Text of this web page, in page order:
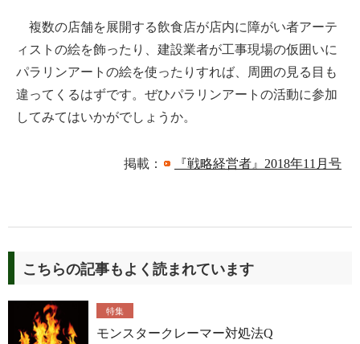
複数の店舗を展開する飲食店が店内に障がい者アーテ
ィストの絵を飾ったり、建設業者が工事現場の仮囲いに
パラリンアートの絵を使ったりすれば、周囲の見る目も
違ってくるはずです。ぜひパラリンアートの活動に参加
してみてはいかがでしょうか。
掲載： 『戦略経営者』2018年11月号
こちらの記事もよく読まれています
特集
モンスタークレーマー対処法Q